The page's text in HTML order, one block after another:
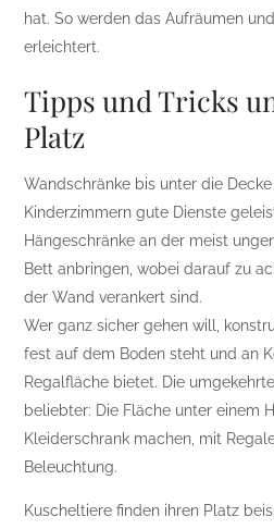
hat. So werden das Aufräumen
erleichtert.
Tipps und Tricks
Platz
Wandschränke bis unter die
Kinderzimmern gute Dienste
Hängeschränke an der meist
Bett anbringen, wobei darauf zu
der Wand verankert sind.
Wer ganz sicher gehen will,
fest auf dem Boden steht und an
Regalfläche bietet. Die
beliebter: Die Fläche unter einem
Kleiderschrank machen, mit
Beleuchtung.
Kuscheltiere finden ihren Platz